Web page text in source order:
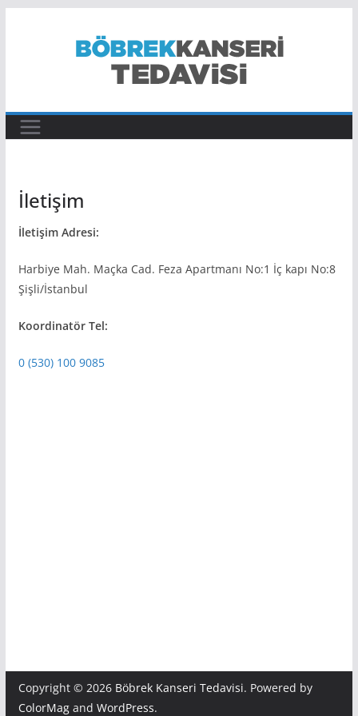
İletişim
İletişim Adresi:
Harbiye Mah. Maçka Cad. Feza Apartmanı No:1 İç kapı No:8
Şişli/İstanbul
Koordinatör Tel:
0 (530) 100 9085
Copyright © 2026 Böbrek Kanseri Tedavisi. Powered by
ColorMagand WordPress.